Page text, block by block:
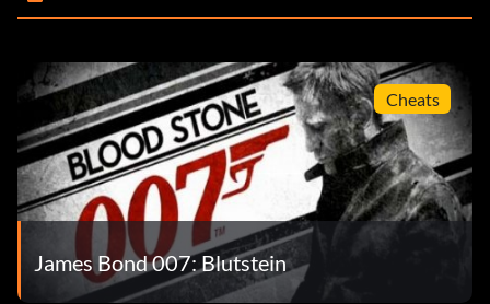
Cheats
James Bond 007: Blutstein